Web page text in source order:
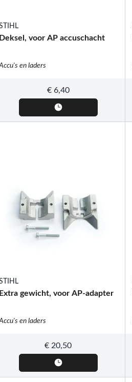
Deksel, voor AP accuschacht
en laders
€6,40
Extra gewicht, voor AP-adapter
en laders
€ 20,50